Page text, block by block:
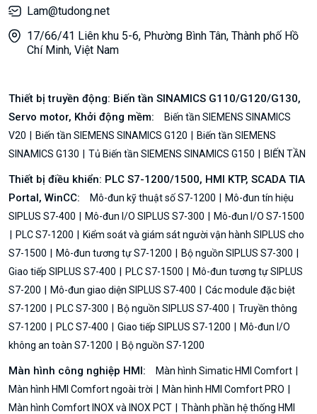
Lam@tudong.net
17/66/41 Liên khu 5-6, Phường Bình Tân, Thành phố Hồ
Chí Minh, Việt Nam
Thiết bị truyền động: Biến tần SINAMICS G110/G120/G130,
Servo motor, Khởi động mềm:
Biến tần SIEMENS SINAMICS
V20
Biến tần SIEMENS SINAMICS G120
Biến tần SIEMENS
SINAMICS G130
Tủ Biến tần SIEMENS SINAMICS G150 BIẾN TẦN
Thiết bị điều khiển: PLC S7-1200/1500, HMI KTP, SCADA TIA
Portal, WinCC:
Mô-đun kỹ thuật số S7-1200
Mô-đun tín hiệu
SIPLUS S7-400
Mô-đun I/O SIPLUS S7-300
Mô-đun I/O S7-1500
PLC S7-1200
Kiểm soát và giám sát người vận hành SIPLUS cho
S7-1500
Mô-đun tương tự S7-1200
Bộ nguồn SIPLUS S7-300
Giao tiếp SIPLUS S7-400
PLC S7-1500
Mô-đun tương tự SIPLUS
S7-200
Mô-đun giao diện SIPLUS S7-400
Các module đặc biệt
S7-1200
PLC S7-300 Bộ nguồn SIPLUS S7-400
Truyền thông
S7-1200
PLC S7-400 Giao tiếp SIPLUS S7-1200
Mô-đun I/O
không an toàn S7-1200
Bộ nguồn S7-1200
Màn hình công nghiệp HMI:
Màn hình Simatic HMI Comfort
Màn hình HMI Comfort ngoài trời
Màn hình HMI Comfort PRO
Màn hình Comfort INOX và INOX PCT
Thành phần hệ thống HMI